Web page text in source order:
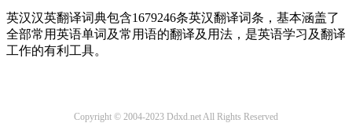
英汉汉英翻译词典包含1679246条英汉翻译词条，基本涵盖了
全部常用英语单词及常用语的翻译及用法，是英语学习及翻译
工作的有利工具。
Copyright © 2004-2023 Ddxd.net All Rights Reserved